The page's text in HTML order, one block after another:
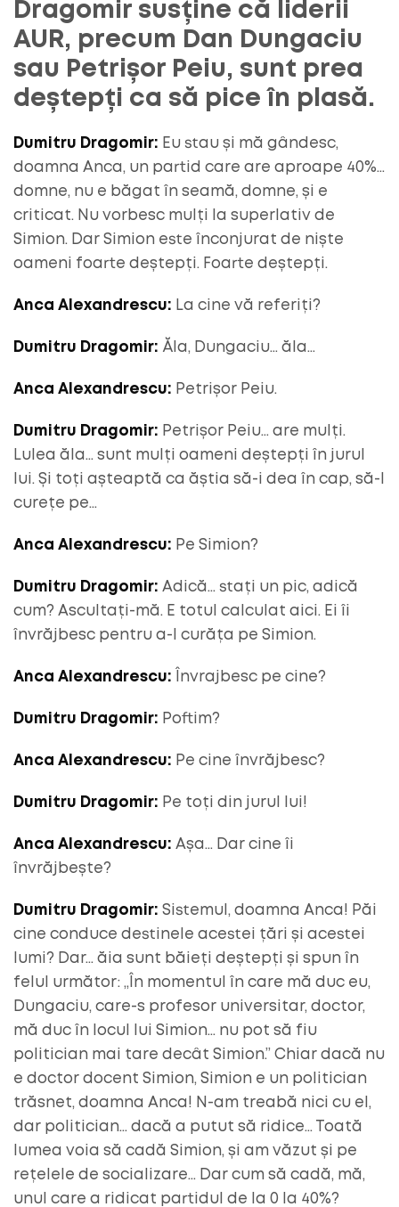
Dragomir susține că liderii
AUR, precum Dan Dungaciu
sau Petrișor Peiu, sunt prea
deștepți ca să pice în plasă.
Dumitru Dragomir: Eu stau și mă gândesc,
doamna Anca, un partid care are aproape 40%…
domne, nu e băgat în seamă, domne, și e
criticat. Nu vorbesc mulți la superlativ de
Simion. Dar Simion este înconjurat de niște
oameni foarte deștepți. Foarte deștepți.
Anca Alexandrescu: La cine vă referiți?
Dumitru Dragomir: Ăla, Dungaciu… ăla…
Anca Alexandrescu: Petrișor Peiu.
Dumitru Dragomir: Petrișor Peiu… are mulți.
Lulea ăla… sunt mulți oameni deștepți în jurul
lui. Și toți așteaptă ca ăștia să-i dea în cap, să-l
curețe pe…
Anca Alexandrescu: Pe Simion?
Dumitru Dragomir: Adică… stați un pic, adică
cum? Ascultați-mă. E totul calculat aici. Ei îi
învrăjbesc pentru a-l curăța pe Simion.
Anca Alexandrescu: Învrajbesc pe cine?
Dumitru Dragomir: Poftim?
Anca Alexandrescu: Pe cine învrăjbesc?
Dumitru Dragomir: Pe toți din jurul lui!
Anca Alexandrescu: Așa… Dar cine îi
învrăjbește?
Dumitru Dragomir: Sistemul, doamna Anca! Păi
cine conduce destinele acestei țări și acestei
lumi? Dar… ăia sunt băieți deștepți și spun în
felul următor: „În momentul în care mă duc eu,
Dungaciu, care-s profesor universitar, doctor,
mă duc în locul lui Simion… nu pot să fiu
politician mai tare decât Simion.” Chiar dacă nu
e doctor docent Simion, Simion e un politician
trăsnet, doamna Anca! N-am treabă nici cu el,
dar politician… dacă a putut să ridice… Toată
lumea voia să cadă Simion, și am văzut și pe
rețelele de socializare… Dar cum să cadă, mă,
unul care a ridicat partidul de la 0 la 40%?